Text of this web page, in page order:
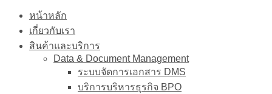
หน้าหลัก
เกี่ยวกับเรา
สินค้าและบริการ
Data & Document Management
ระบบจัดการเอกสาร DMS
บริการบริหารธุรกิจ BPO